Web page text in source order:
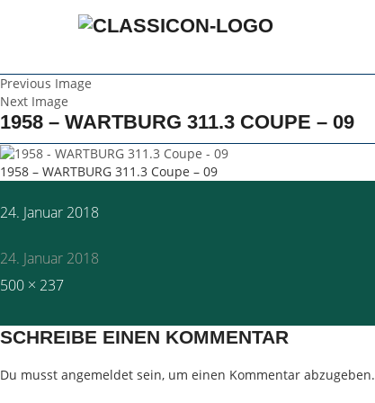
Previous Image
Next Image
1958 – WARTBURG 311.3 COUPE – 09
1958 – WARTBURG 311.3 Coupe – 09
Posted
24. Januar 2018
24. Januar 2018
Full
500 × 237
SCHREIBE EINEN KOMMENTAR
Du musst angemeldet sein, um einen Kommentar abzugeben.